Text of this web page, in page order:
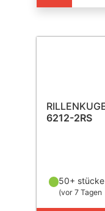
6212-2RS
50+
(vor 7 Tagen